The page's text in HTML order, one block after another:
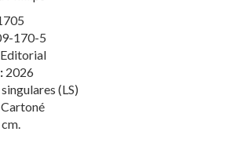
170-5
2026
(LS)
Cartoné